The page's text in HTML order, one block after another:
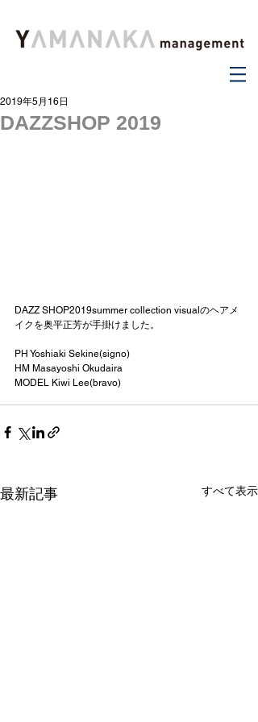
DAZZSHOP 2019
2019年5月16日
DAZZ SHOP2019summer collection visualのヘアメ
イクを奥平正芳が手掛けました。
PH Yoshiaki Sekine(signo)
HM Masayoshi Okudaira
MODEL Kiwi Lee(bravo)
最新記事 すべて表示